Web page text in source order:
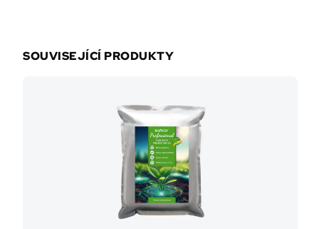
SOUVISEJÍCÍ PRODUKTY